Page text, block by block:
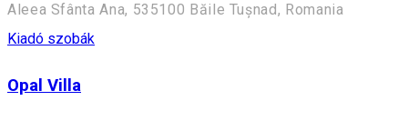
Aleea Sfânta Ana, 535100 Băile Tușnad, Romania
Kiadó szobák
Opal Villa